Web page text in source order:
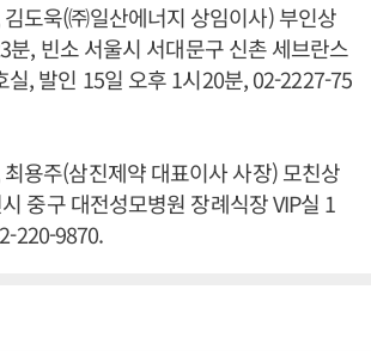
도욱(㈜일산에너지 상임이사) 부인상
분, 빈소 서울시 서대문구 신촌 세브란스
실, 발인 15일 오후 1시20분, 02-2227-75
용주(삼진제약 대표이사 사장) 모친상
중구 대전성모병원 장례식장 VIP실 1
220-9870.